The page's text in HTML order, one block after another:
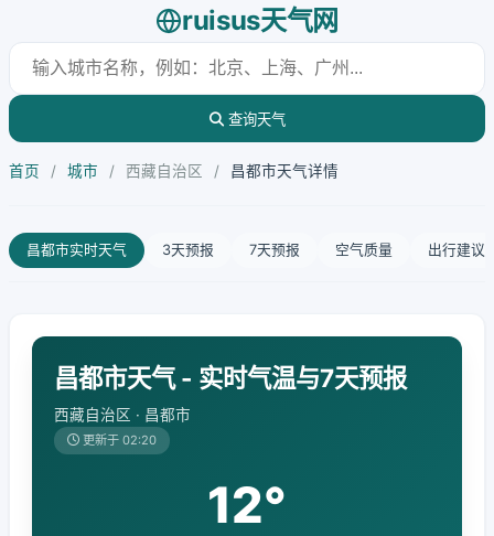
ruisus天气网
查询天气
首页 / 城市 / 西藏自治区 / 昌都市天气详情
昌都市实时天气 3天预报 7天预报 空气质量 出行建议
昌都市天气 - 实时气温与7天预报
西藏自治区 · 昌都市
更新于 02:20
12°